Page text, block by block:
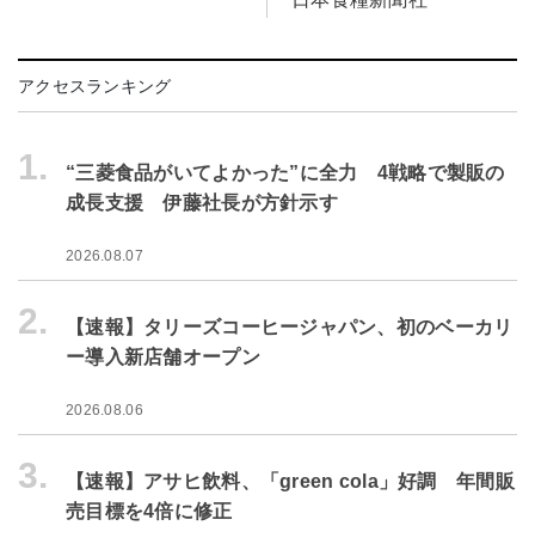
アクセスランキング
1.
“三菱食品がいてよかった”に全力 4戦略で製販の
成長支援 伊藤社長が方針示す
2026.08.07
2.
【速報】タリーズコーヒージャパン、初のベーカリ
ー導入新店舗オープン
2026.08.06
3.
【速報】アサヒ飲料、「green cola」好調 年間販
売目標を4倍に修正